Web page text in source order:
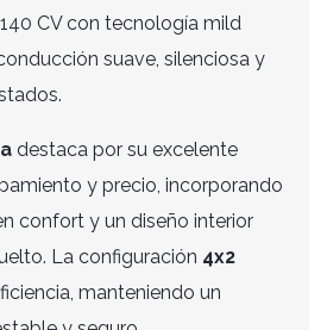
CV con tecnología mild
suave, silenciosa y
destaca por su excelente
y precio, incorporando
confort y un diseño interior
La configuración 4x2
manteniendo un